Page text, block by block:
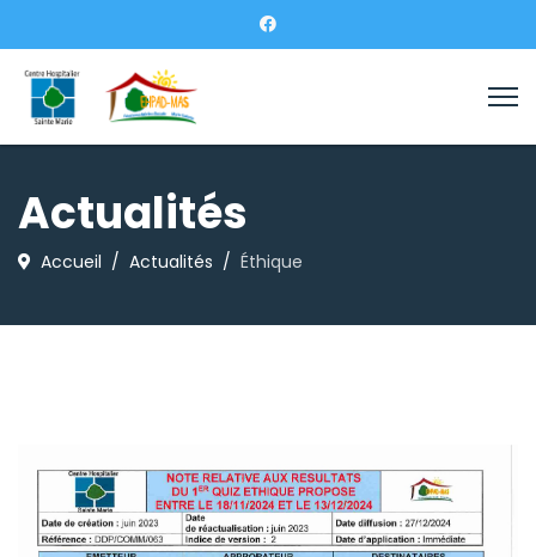
Actualités
Accueil Actualités Éthique